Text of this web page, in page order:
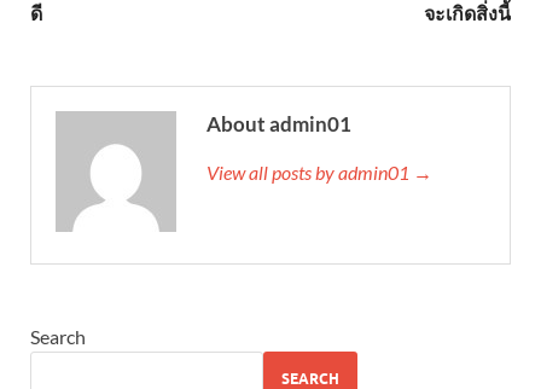
ดี
จะเกิดสิ่งนี้
About admin01
View all posts by admin01 →
Search
SEARCH